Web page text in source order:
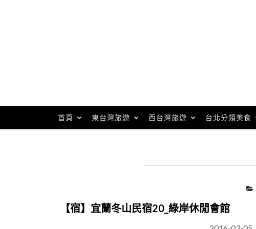
首頁 東台灣旅遊 西台灣旅遊 台北分類美食
【宿】宜蘭冬山民宿20_綠岸休閒會館